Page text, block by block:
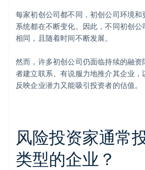
每家初创公司都不同，初创公司环境
系统都在不断变化。因此，不同初创
相同，且随着时间不断发展。
然而，许多初创公司仍面临持续的融资
者建立联系、有说服力地推介其企业
反映企业潜力又能吸引投资者的估值。
风险投资家通常
类型的企业？